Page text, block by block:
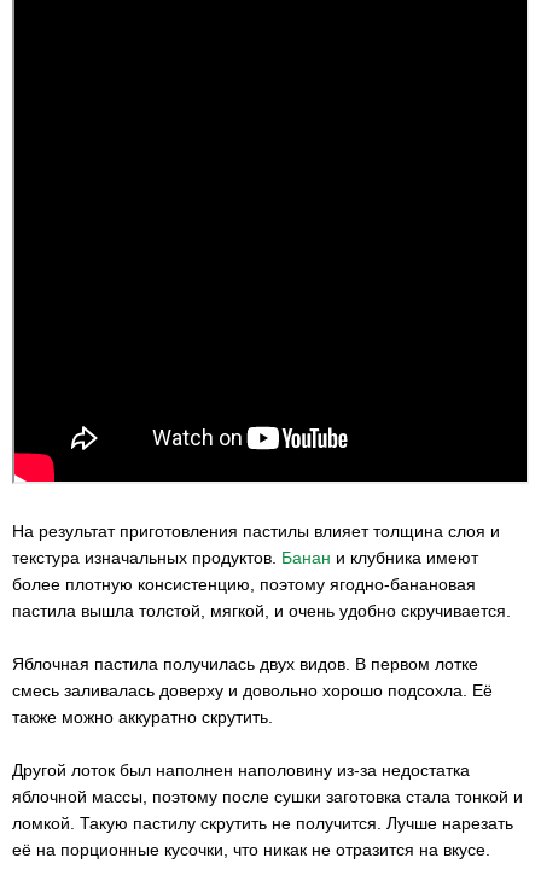
На результат приготовления пастилы влияет толщина слоя и
текстура изначальных продуктов. Банан и клубника имеют
более плотную консистенцию, поэтому ягодно-банановая
пастила вышла толстой, мягкой, и очень удобно скручивается.
Яблочная пастила получилась двух видов. В первом лотке
смесь заливалась доверху и довольно хорошо подсохла. Её
также можно аккуратно скрутить.
Другой лоток был наполнен наполовину из-за недостатка
яблочной массы, поэтому после сушки заготовка стала тонкой и
ломкой. Такую пастилу скрутить не получится. Лучше нарезать
её на порционные кусочки, что никак не отразится на вкусе.